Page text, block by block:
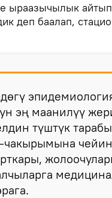
ыраазычылык
деп баалап,
эң маанилүү
түштүк